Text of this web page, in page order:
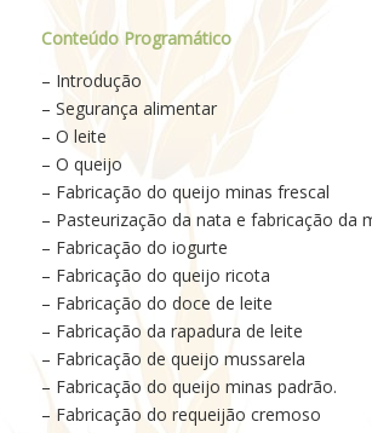
Conteúdo Programático
– Introdução
– Segurança alimentar
– O leite
– O queijo
– Fabricação do queijo minas frescal
– Pasteurização da nata e fabricação da
– Fabricação do iogurte
– Fabricação do queijo ricota
– Fabricação do doce de leite
– Fabricação da rapadura de leite
– Fabricação de queijo mussarela
– Fabricação do queijo minas padrão.
– Fabricação do requeijão cremoso